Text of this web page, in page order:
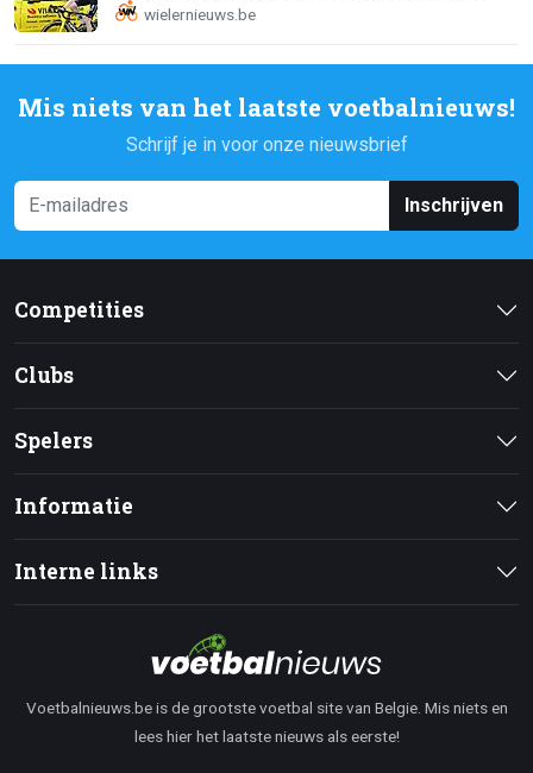
Mis niets van het laatste voetbalnieuws!
Schrijf je in voor onze nieuwsbrief
Inschrijven
Competities
Clubs
Spelers
Informatie
Interne links
Voetbalnieuws.be is de grootste voetbal site van Belgie. Mis niets en
lees hier het laatste nieuws als eerste!